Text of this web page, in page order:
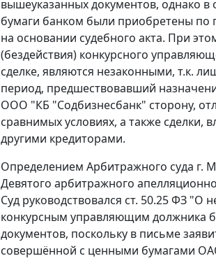
вышеуказанных документов, однако
бумаги банком были приобретены по
на основании судебного акта. При
(бездействия) конкурсного
сделке, являются незаконными, т.к.
период, предшествовавший
ООО "КБ "Содбизнесбанк" сторону,
сравнимых условиях, а также сделки,
другими кредиторами.
Определением Арбитражного суда г.
Девятого арбитражного
Суд руководствовался ст. 50.25ФЗ "О
конкурсным управляющим должника
документов, поскольку в письме
совершённой с ценными бумагами